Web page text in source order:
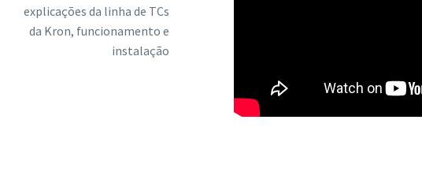
explicações da linha de TCs
da Kron, funcionamento e
instalação